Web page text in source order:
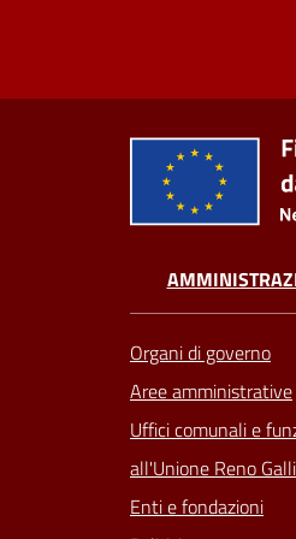
Organi di governo
Aree amministrative
Uffici comunali e
all'Unione Reno
Enti e fondazioni